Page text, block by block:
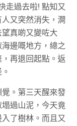
走過去啦! 點知又
又突然消失，澗
真啲又變咗大
邊嘅地方，總之
再退回起點。返
。第三天醒來發
過山泥，今天竟
了樹林。而且又